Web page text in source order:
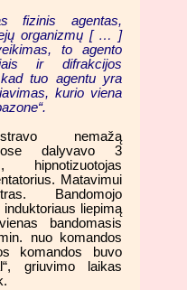
fizinis agentas,
organizmų [ … ]
to agento
ir difrakcijos
tuo agentu yra
kurio viena
nemažą
dalyvavo 3
hipnotizuotojas
Matavimui
Bandomojo
liepimą
bandomasis
nuo komandos
komandos buvo
griuvimo laikas